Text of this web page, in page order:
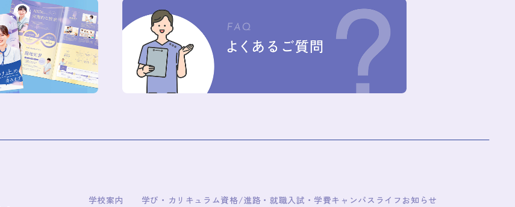
学校案内 学び・カリキュラム資格/進路・就職入試・学費キャンパスライフ お知らせ